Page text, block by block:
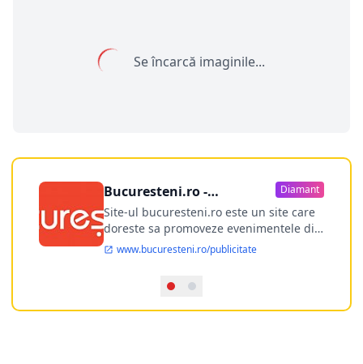
Se încarcă imaginile...
Bucuresteni.ro -
publicitate online
Diamant
Site-ul bucuresteni.ro este un site care
doreste sa promoveze evenimentele din
Bucuresti si nu numai, sa puna la
Bucuresti-ului, si in acelasi timp sa
ofere posibilitatea firmel...
www.bucuresteni.ro/publicitate